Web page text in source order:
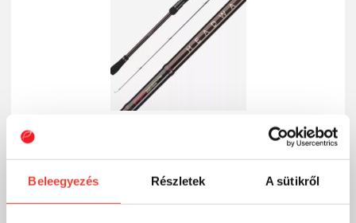
Beleegyezés Részletek A sütikről
Zetrix HEADWAY 822HH 2,49m 18-75g Heavy-
Heavy A.P. Series